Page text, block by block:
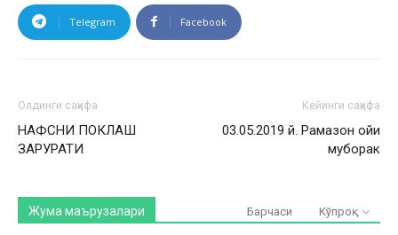
Telegram Facebook
Олдинги саҳифа
НАФСНИ ПОКЛАШ
ЗАРУРАТИ
Кейинги саҳифа
03.05.2019 й. Рамазон ойи
муборак
Жума маърузалари Барчаси Кўпроқ